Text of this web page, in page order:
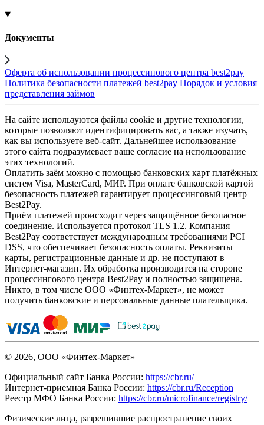
Документы
Оферта об использовании процессинового центра best2pay
Политика безопасности платежей best2pay Порядок и условия
представления займов
На сайте используются файлы cookie и другие технологии,
которые позволяют идентифицировать вас, а также изучать,
как вы используете веб-сайт. Дальнейшее использование
этого сайта подразумевает ваше согласие на использование
этих технологий.
Оплатить заём можно с помощью банковских карт платёжных
систем Visa, MasterCard, МИР. При оплате банковской картой
безопасность платежей гарантирует процессинговый центр
Best2Pay.
Приём платежей происходит через защищённое безопасное
соединение. Используется протокол TLS 1.2. Компания
Best2Pay соответствует международным требованиями PCI
DSS, что обеспечивает безопасность оплаты. Реквизиты
карты, регистрационные данные и др. не поступают в
Интернет-магазин. Их обработка производится на стороне
процессингового центра Best2Pay и полностью защищена.
Никто, в том числе ООО «Финтех-Маркет», не может
получить банковские и персональные данные плательщика.
© 2026, ООО «Финтех-Маркет»
Официальный сайт Банка России: https://cbr.ru/
Интернет-приемная Банка России: https://cbr.ru/Reception
Реестр МФО Банка России: https://cbr.ru/microfinance/registry/
Физические лица, разрешившие распространение своих